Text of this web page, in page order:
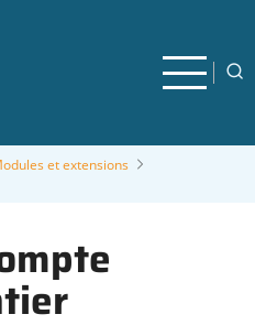
et extensions